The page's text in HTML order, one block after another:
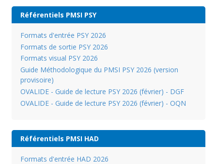
Référentiels PMSI PSY
Formats d'entrée PSY 2026
Formats de sortie PSY 2026
Formats visual PSY 2026
Guide Méthodologique du PMSI PSY 2026 (version
provisoire)
OVALIDE - Guide de lecture PSY 2026 (février) - DGF
OVALIDE - Guide de lecture PSY 2026 (février) - OQN
Référentiels PMSI HAD
Formats d'entrée HAD 2026